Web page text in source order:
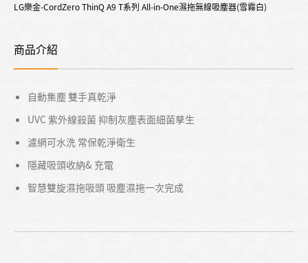
LG樂金-CordZero ThinQ A9 T系列 All-in-One濕拖無線吸塵器(雪霧白)
商品介紹
自動集塵 雙手真乾淨
UVC 紫外線殺菌 抑制灰塵表面細菌孳生
濾網可水洗 常保乾淨衛生
隱藏吸頭收納& 充電
智慧雙旋濕拖吸頭 吸塵濕拖一次完成